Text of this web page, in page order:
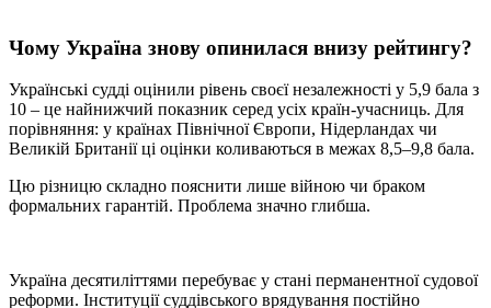
Чому Україна знову опинилася внизу рейтингу?
Українські судді оцінили рівень своєї незалежності у 5,9 бала з
10 – це найнижчий показник серед усіх країн-учасниць. Для
порівняння: у країнах Північної Європи, Нідерландах чи
Великій Британії ці оцінки коливаються в межах 8,5–9,8 бала.
Цю різницю складно пояснити лише війною чи браком
формальних гарантій. Проблема значно глибша.
Україна десятиліттями перебуває у стані перманентної судової
реформи. Інституції суддівського врядування постійно